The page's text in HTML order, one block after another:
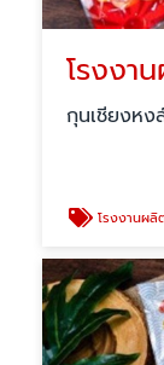
กุนเชียงห
โรงงานผลิต